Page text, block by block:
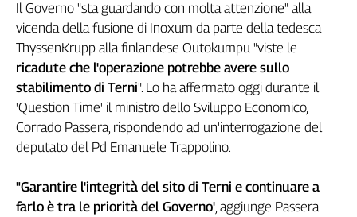
Spi
Inca
Caaf
Speciali
G8
di
Genova,
della
ragione
Il Governo "sta guardando con molta attenzione" alla
vicenda della fusione di Inoxum da parte della tedesca
ThyssenKrupp alla finlandese Outokumpu "viste le
ricadute che l'operazione potrebbe avere sullo
stabilimento di Terni". Lo ha affermato oggi durante il
'Question Time' il ministro dello Sviluppo Economico,
Corrado Passera, rispondendo ad un'interrogazione del
deputato del Pd Emanuele Trappolino.
"Garantire l'integrità del sito di Terni e continuare a
farlo è tra le priorità del Governo' , aggiunge Passera